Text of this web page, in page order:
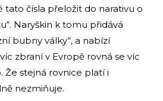
tato čísla přeložit do narativu o
Naryškin k tomu přidává
bubny války“, a nabízí
zbraní v Evropě rovná se víc
Že stejná rovnice platí i
nezmiňuje.